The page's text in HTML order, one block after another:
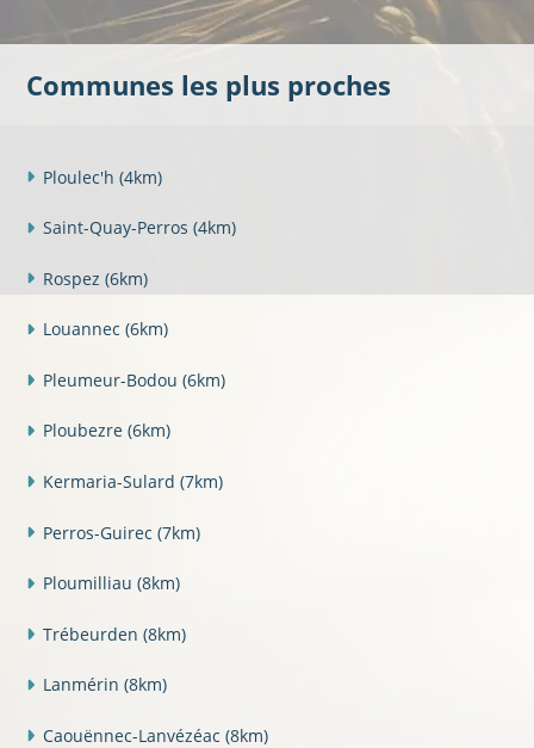
Communes les plus proches
Ploulec'h (4km)
Saint-Quay-Perros (4km)
Rospez (6km)
Louannec (6km)
Pleumeur-Bodou (6km)
Ploubezre (6km)
Kermaria-Sulard (7km)
Perros-Guirec (7km)
Ploumilliau (8km)
Trébeurden (8km)
Lanmérin (8km)
Caouënnec-Lanvézéac (8km)